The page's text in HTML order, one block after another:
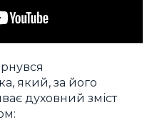
який, за його
духовний зміст